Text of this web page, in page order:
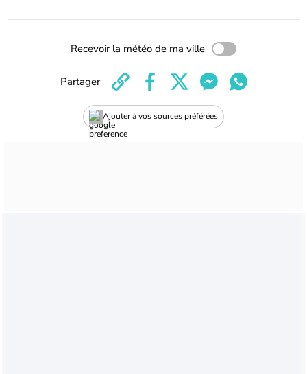
Recevoir la météo de ma ville
Ajouter à vos sources préférées
Partager